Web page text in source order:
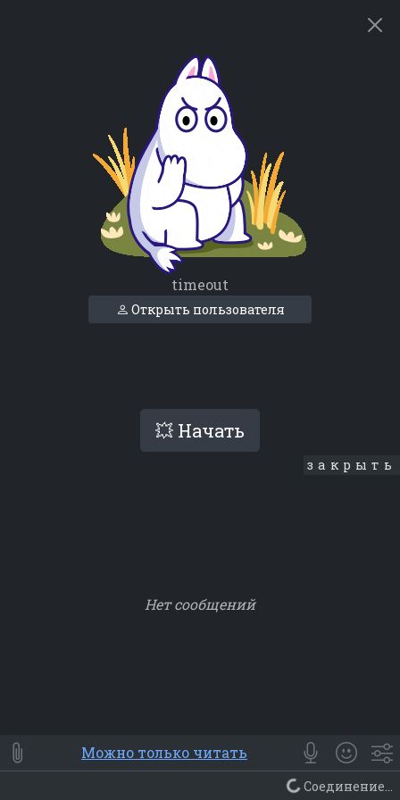
timeout
Открыть пользователя
💥 Начать
закрыть
Нет сообщений
⭐ Мои Smile
😀 Emoji
Смайлики
Люди Животные Еда Объекты
Можно только читать
Соединение...